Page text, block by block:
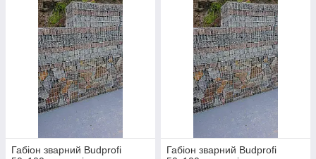
Габіон зварний Budprofi
Габіон зварний Budprofi